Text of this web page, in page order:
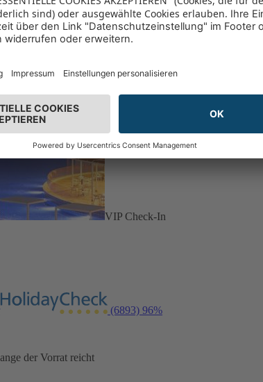
VIP Check-In
(6893) 96%
der Vorrat reicht